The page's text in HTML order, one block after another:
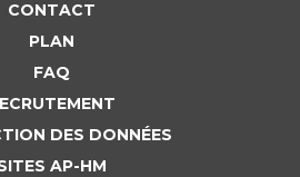
CONTACT
PLAN
FAQ
DES DONNÉES
AP-HM